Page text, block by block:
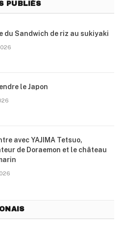
PUBLIÉS
du Sandwich de riz au sukiyaki
le Japon
avec YAJIMA Tetsuo,
de Doraemon et le château